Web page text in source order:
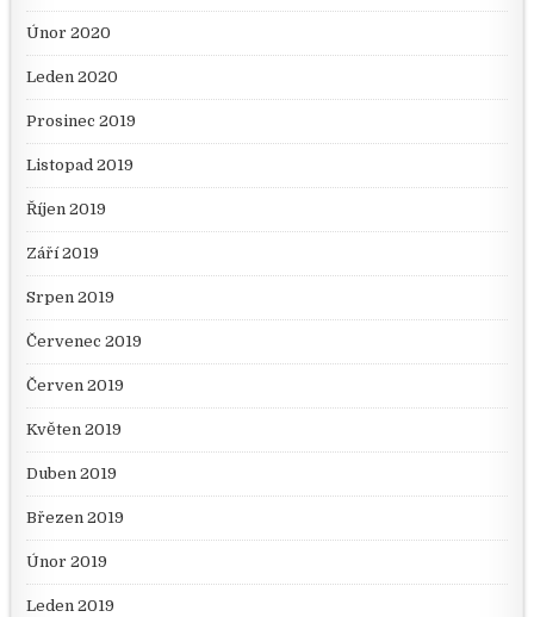
Únor 2020
Leden 2020
Prosinec 2019
Listopad 2019
Říjen 2019
Září 2019
Srpen 2019
Červenec 2019
Červen 2019
Květen 2019
Duben 2019
Březen 2019
Únor 2019
Leden 2019